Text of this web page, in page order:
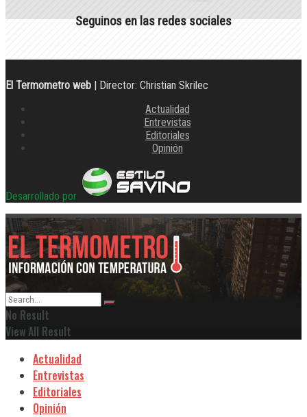
Seguinos en las redes sociales
El Termometro web | Director: Christian Skrilec
Actualidad
Entrevistas
Editoriales
Opinión
Desarrollado por
No Result
View All Result
Actualidad
Entrevistas
Editoriales
Opinión